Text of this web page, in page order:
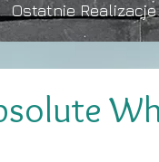
Ostatnie Realizacje